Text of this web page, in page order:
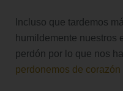
Incluso que tardemos
humildemente nuestros
perdón por lo que nos
perdonemos de corazón